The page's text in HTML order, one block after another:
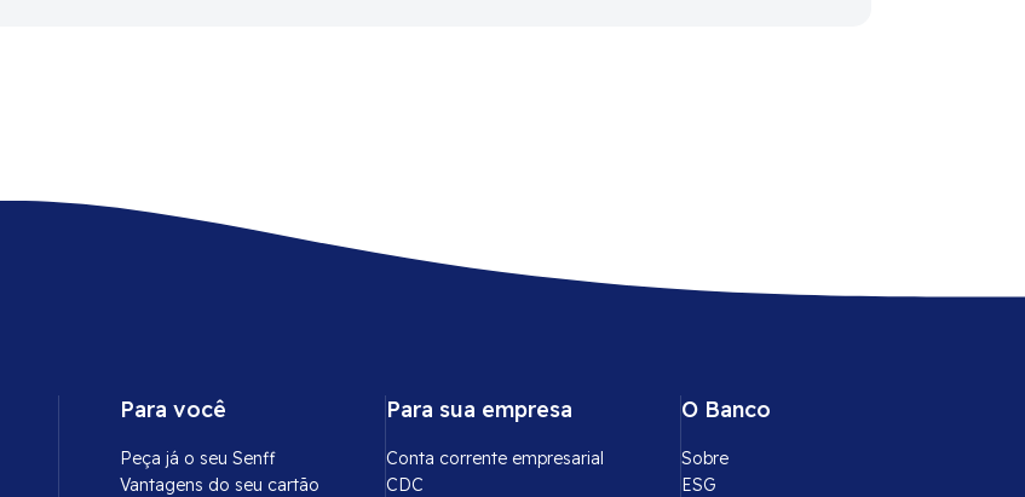
Para você
Peça já o seu Senff
Vantagens do seu cartão
Para sua empresa
Conta corrente empresarial
CDC
O Banco
Sobre
ESG